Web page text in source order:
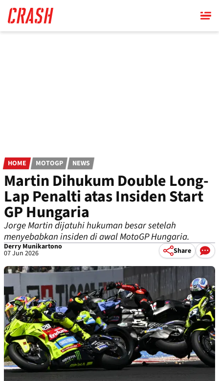
main
content
HOME MOTOGP NEWS
Martin Dihukum Double Long-
Lap Penalti atas Insiden Start
GP Hungaria
Jorge Martin dijatuhi hukuman besar setelah
menyebabkan insiden di awal MotoGP Hungaria.
Derry Munikartono
07 Jun 2026 Share